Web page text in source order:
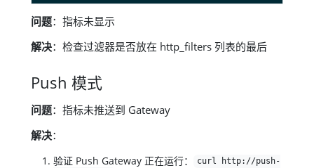
问题：指标未显示
解决：检查过滤器是否放在 http_filters 列表的最后
Push 模式
问题：指标未推送到 Gateway
解决：
验证 Push Gateway 正在运行：
curl http://push-